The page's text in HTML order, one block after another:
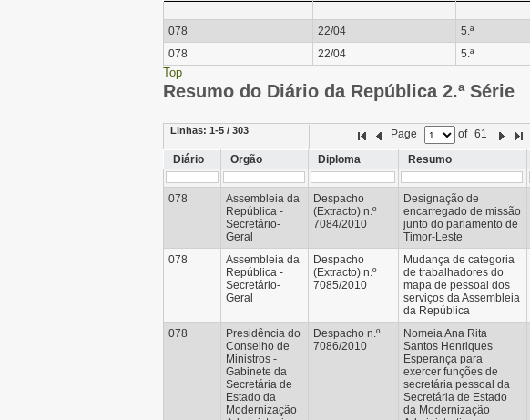
078 22/04 5.ª
078
22/04 5.ª
Top
Resumo do Diário da República 2.ª Série
Linhas: 1-5 / 303 Page of 61
Diário
Orgão Diploma Resumo
078
Assembleia da
República -
Secretário-
Geral
Despacho
(Extracto) n.º
7084/2010
Designação de
encarregado de missão
junto do parlamento de
Timor-Leste
078
Assembleia da
República -
Secretário-
Geral
Despacho
(Extracto) n.º
7085/2010
Mudança de categoria
de trabalhadores do
mapa de pessoal dos
serviços da Assembleia
da República
078
Presidência do
Conselho de
Ministros -
Gabinete da
Secretária de
Estado da
Modernização
Despacho n.º
7086/2010
Nomeia Ana Rita
Santos Henriques
Esperança para
exercer funções de
secretária pessoal da
Secretária de Estado
da Modernização